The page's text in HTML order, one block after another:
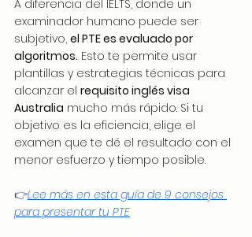
A diferencia del IELTS, donde un
examinador humano puede ser
subjetivo, el PTE es evaluado por
algoritmos. Esto te permite usar
plantillas y estrategias técnicas para
alcanzar el requisito inglés visa
Australia mucho más rápido. Si tu
objetivo es la eficiencia, elige el
examen que te dé el resultado con el
menor esfuerzo y tiempo posible.
👉Lee más en esta guía de 9 consejos
para presentar tu PTE